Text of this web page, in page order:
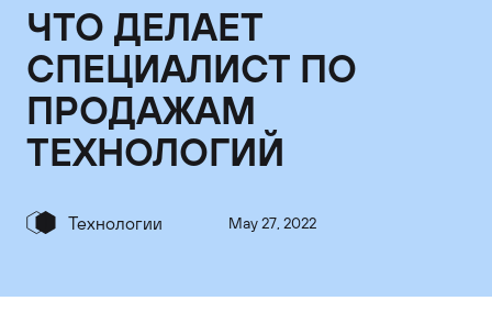
ЧТО ДЕЛАЕТ
СПЕЦИАЛИСТ ПО
ПРОДАЖАМ
ТЕХНОЛОГИЙ
Технологии May 27, 2022